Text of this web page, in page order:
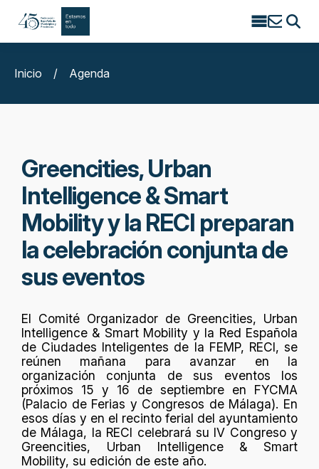
Search
Inicio
/ Agenda
Greencities, Urban
Intelligence & Smart
Mobility y la RECI preparan
la celebración conjunta de
sus eventos
El Comité Organizador de Greencities, Urban
Intelligence & Smart Mobility y la Red Española
de Ciudades Inteligentes de la FEMP, RECI, se
reúnen mañana para avanzar en la
organización conjunta de sus eventos los
próximos 15 y 16 de septiembre en FYCMA
(Palacio de Ferias y Congresos de Málaga). En
esos días y en el recinto ferial del ayuntamiento
de Málaga, la RECI celebrará su IV Congreso y
Greencities, Urban Intelligence & Smart
Mobility, su edición de este año.